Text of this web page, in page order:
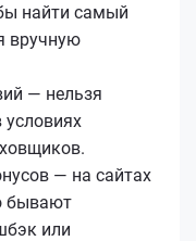
найти самый
вручную
— нельзя
условиях
— на сайтах
бывают
или